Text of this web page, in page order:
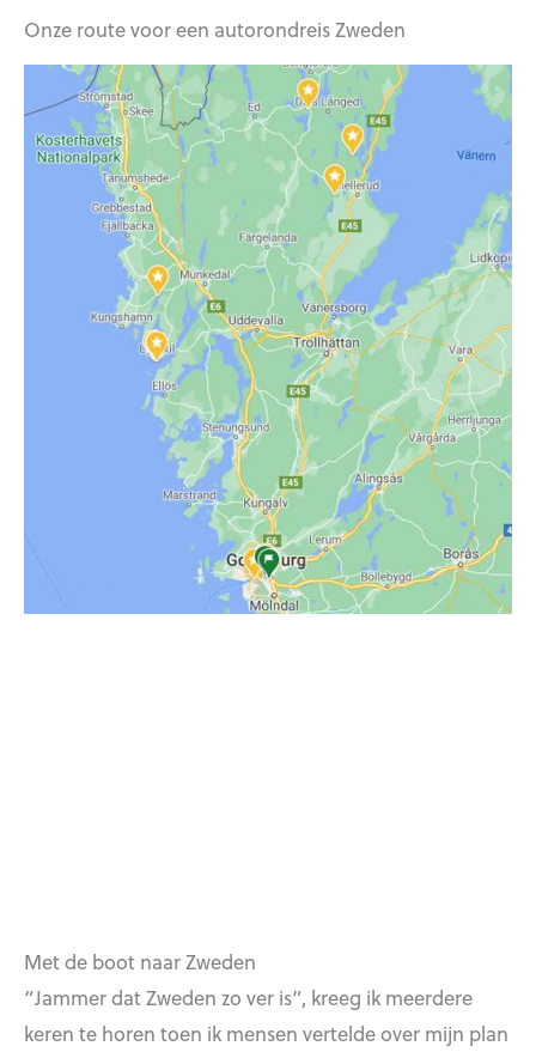
Onze route voor een autorondreis Zweden
Met de boot naar Zweden
“Jammer dat Zweden zo ver is”, kreeg ik meerdere
keren te horen toen ik mensen vertelde over mijn plan